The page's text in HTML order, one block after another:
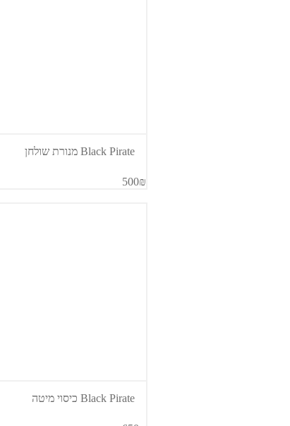
Black Pirate מנורת שולחן
500₪
Black Pirate כיסוי מיטה